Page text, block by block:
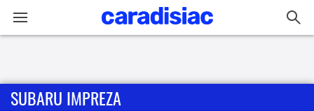
Accueil
SUBARU IMPREZA